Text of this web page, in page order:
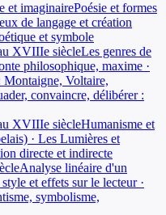
et imaginairePoésie et formes
de langage et création
et symbole
XVIIIe siècleLes genres de
philosophique, maxime ·
Voltaire,
convaincre, délibérer :
XVIIIe siècleHumanisme et
· Les Lumières et
directe et indirecte
Analyse linéaire d'un
et effets sur le lecteur ·
symbolisme,